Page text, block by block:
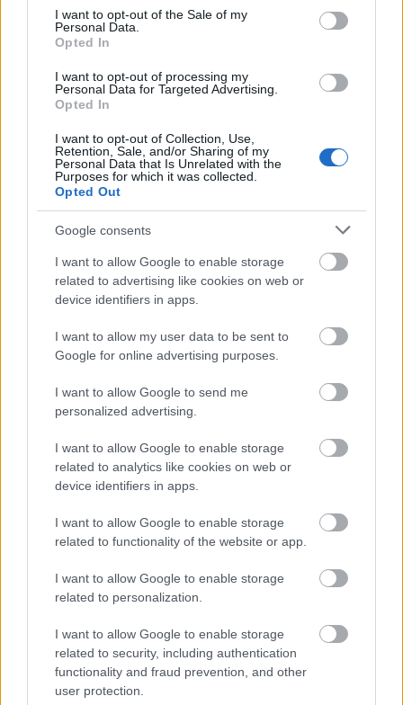
consent section.
I want to opt-out of the Sale of my
Personal Data.
Opted In
I want to opt-out of processing my
Personal Data for Targeted Advertising.
Opted In
I want to opt-out of Collection, Use,
Retention, Sale, and/or Sharing of my
Personal Data that Is Unrelated with the
Purposes for which it was collected.
Opted Out
Google consents
I want to allow Google to enable storage
related to advertising like cookies on web or
device identifiers in apps.
I want to allow my user data to be sent to
Google for online advertising purposes.
I want to allow Google to send me
personalized advertising.
I want to allow Google to enable storage
related to analytics like cookies on web or
device identifiers in apps.
I want to allow Google to enable storage
related to functionality of the website or app.
I want to allow Google to enable storage
related to personalization.
I want to allow Google to enable storage
related to security, including authentication
functionality and fraud prevention, and other
user protection.
στους ανθρώπους και κυρίως στους νέους».
Ακολουθήστε το insider.gr στο Google Newsκαι μάθετε
πρώτοι όλες τιςειδήσεις